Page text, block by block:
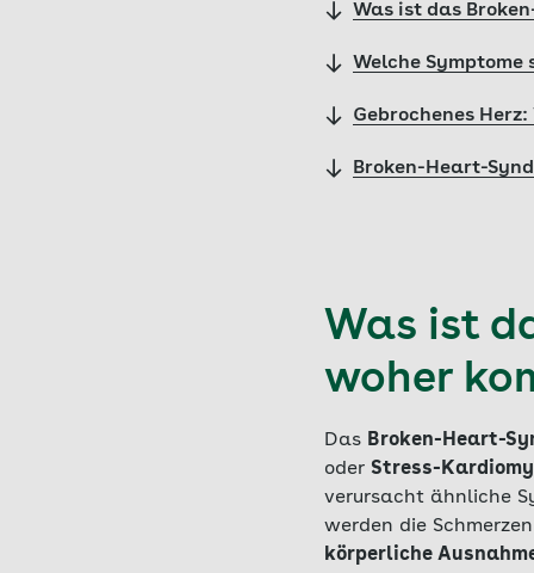
Was ist das
Welche
Gebrochenes
Broken-Heart-
Was ist
woher
Das Broken-Heart-
oder Stress-
verursacht ähnliche
werden die
körperliche